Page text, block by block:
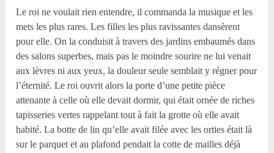
Le roi ne voulait rien entendre, il commanda la musique et les
mets les plus rares. Les filles les plus ravissantes dansèrent
pour elle. On la conduisit à travers des jardins embaumés dans
des salons superbes, mais pas le moindre sourire ne lui venait
aux lèvres ni aux yeux, la douleur seule semblait y régner pour
l’éternité. Le roi ouvrit alors la porte d’une petite pièce
attenante à celle où elle devait dormir, qui était ornée de riches
tapisseries vertes rappelant tout à fait la grotte où elle avait
habité. La botte de lin qu’elle avait filée avec les orties était là
sur le parquet et au plafond pendait la cotte de mailles déjà